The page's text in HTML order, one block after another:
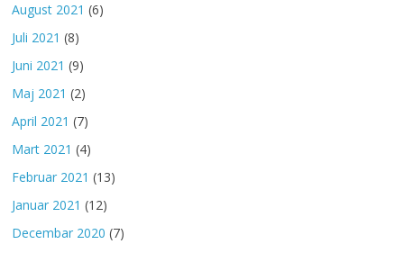
August 2021 (6)
Juli 2021 (8)
Juni 2021 (9)
Maj 2021 (2)
April 2021 (7)
Mart 2021 (4)
Februar 2021 (13)
Januar 2021 (12)
Decembar 2020 (7)